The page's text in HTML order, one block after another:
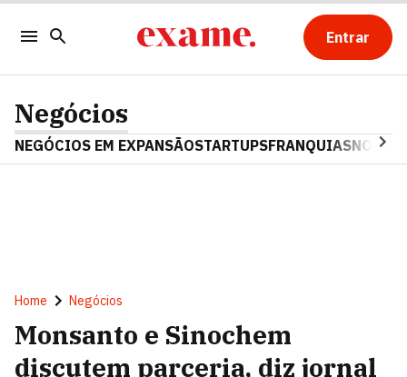
Entrar
Negócios
NEGÓCIOS EM EXPANSÃOSTARTUPSFRANQUIAS
Home Negócios
Monsanto e Sinochem
discutem parceria, diz jornal